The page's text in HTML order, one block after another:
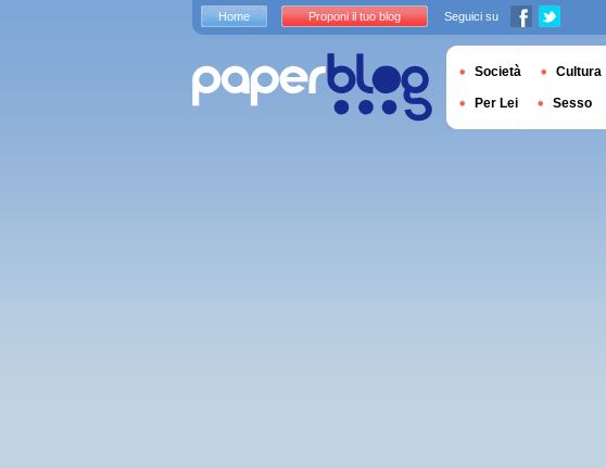
Home Proponi il tuo blog Seguici su
Società Cultura
Per Lei Sesso